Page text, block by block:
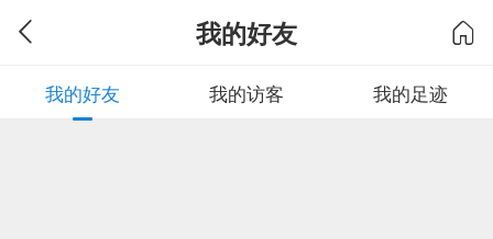
我的好友
我的好友 我的访客 我的足迹